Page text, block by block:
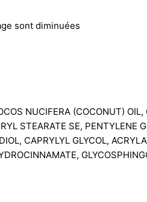
sont diminuées
NUCIFERA (COCONUT)
STEARATE SE, PENTYLENE
CAPRYLYL GLYCOL,